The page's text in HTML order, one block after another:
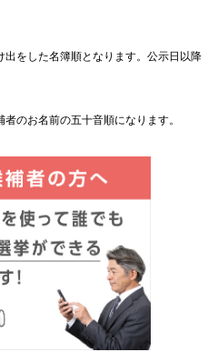
をした名簿順となります。公示日以降
のお名前の五十音順になります。